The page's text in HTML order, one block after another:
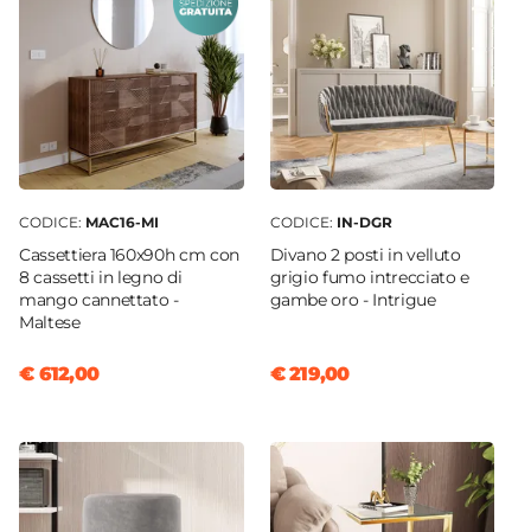
Bianco
Legno
Dimensioni
46 x 43 cm
Numero Ganci
8 ganci
Materiale Struttura
Verniciatura a polvere epossidica
Assemblato
No
CODICE: MAC16-MI
Cassettiera 160x90h cm con
8 cassetti in legno di
mango cannettato -
Maltese
€ 612,00
CODICE: IN-DGR
Divano 2 posti in velluto
grigio fumo intrecciato e
gambe oro - Intrigue
€ 219,00